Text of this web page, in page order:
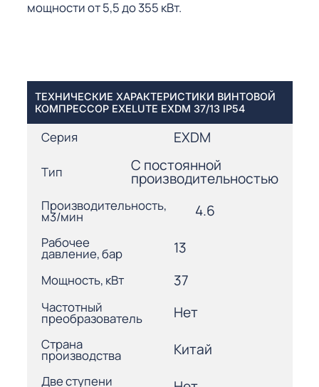
мощности от 5,5 до 355 кВт.
ТЕХНИЧЕСКИЕ ХАРАКТЕРИСТИКИ ВИНТОВОЙ
КОМПРЕССОР EXELUTE EXDM 37/13 IP54
Серия EXDM
Тип С постоянной
производительностью
Производительность,
м3/мин 4.6
Рабочее
давление, бар 13
Мощность, кВт 37
Частотный
преобразователь Нет
Страна
производства Китай
Две ступени